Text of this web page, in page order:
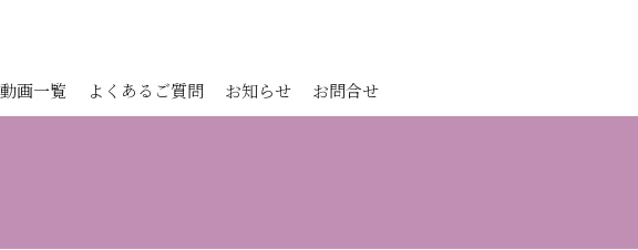
動画一覧 よくあるご質問 お知らせ お問合せ